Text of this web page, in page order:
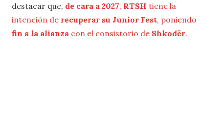
destacar que, de cara a 2027, RTSH tiene la
intención de recuperar su Junior Fest, poniendo
fin a la alianza con el consistorio de Shkodër.